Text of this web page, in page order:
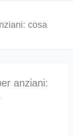
cosa
anziani: